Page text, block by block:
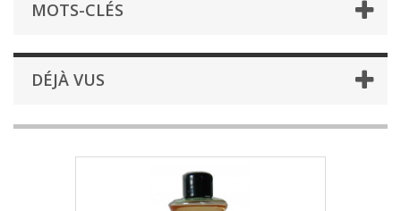
MOTS-CLÉS
DÉJÀ VUS